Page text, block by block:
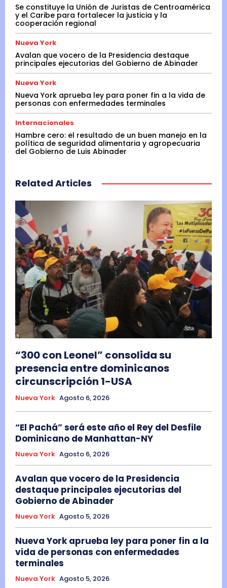
Se constituye la Unión de Juristas de Centroamérica
y el Caribe para fortalecer la justicia y la
cooperación regional
Nueva York
Avalan que vocero de la Presidencia destaque
principales ejecutorias del Gobierno de Abinader
Nueva York
Nueva York aprueba ley para poner fin a la vida de
personas con enfermedades terminales
Internacionales
Hambre cero: el resultado de un buen manejo en la
política de seguridad alimentaria y agropecuaria
del Gobierno de Luis Abinader
Related Articles
“300 con Leonel” consolida su
presencia entre dominicanos
circunscripción 1-USA
Nueva York Agosto 6, 2026
“El Pachá” será este año el Rey del Desfile
Dominicano de Manhattan-NY
Nueva York Agosto 6, 2026
Avalan que vocero de la Presidencia
destaque principales ejecutorias del
Gobierno de Abinader
Nueva York Agosto 5, 2026
Nueva York aprueba ley para poner fin a la
vida de personas con enfermedades
terminales
Nueva York Agosto 5, 2026